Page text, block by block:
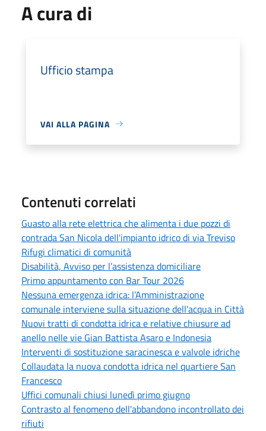
A cura di
Ufficio stampa
VAI ALLA PAGINA
Contenuti correlati
Guasto alla rete elettrica che alimenta i due pozzi di
contrada San Nicola dell'impianto idrico di via Treviso
Rifugi climatici di comunità
Disabilità, Avviso per l’assistenza domiciliare
Primo appuntamento con Bar Tour 2026
Nessuna emergenza idrica: l’Amministrazione
comunale interviene sulla situazione dell'acqua in Città
Nuovi tratti di condotta idrica e relative chiusure ad
anello nelle vie Gian Battista Asaro e Indonesia
Interventi di sostituzione saracinesca e valvole idriche
Collaudata la nuova condotta idrica nel quartiere San
Francesco
Uffici comunali chiusi lunedì primo giugno
Contrasto al fenomeno dell'abbandono incontrollato dei
rifiuti